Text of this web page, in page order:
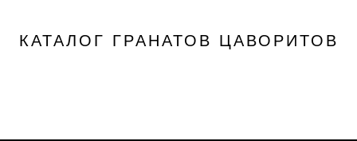
КАТАЛОГ ГРАНАТОВ ЦАВОРИТОВ